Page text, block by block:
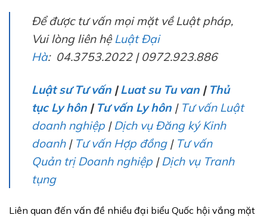
Để được tư vấn mọi mặt về Luật pháp,
Vui lòng liên hệ Luật Đại
Hà: 04.3753.2022 | 0972.923.886
Luật sư Tư vấn |Luat su Tu van | Thủ
tục Ly hôn | Tư vấn Ly hôn | Tư vấn Luật
doanh nghiệp | Dịch vụ Đăng ký Kinh
doanh| Tư vấn Hợp đồng| Tư vấn
Quản trị Doanh nghiệp | Dịch vụ Tranh
tụng
Liên quan đến vấn đề nhiều đại biểu Quốc hội vắng mặt